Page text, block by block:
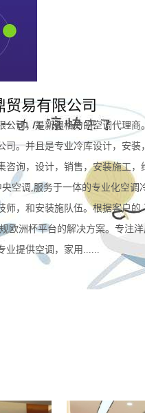
贸易有限公司
公司，是新疆格力的空调代理商
司。并且是专业冷库设计，安装
咨询，设计，销售，安装施工，
空调,服务于一体的专业化空调
师，和安装施队伍。根据客户的
欧洲杯平台的解决方案。专注
业提供空调，家用......